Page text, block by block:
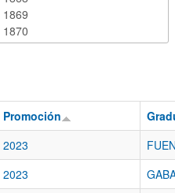
Promoción
2023
2023